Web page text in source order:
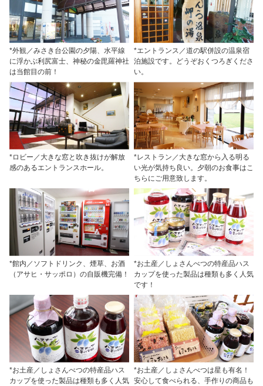
*外観／みさき台公園の夕陽、水平線
に浮かぶ利尻富士、神秘の金毘羅神社
は当館目の前！
*エントランス／道の駅併設の温泉宿
泊施設です。どうぞおくつろぎくださ
い。
*ロビー／大きな窓と吹き抜けが解放
感のあるエントランスホール。
*レストラン／大きな窓から入る明る
い光が気持ち良い。夕朝のお食事はこ
ちらにご用意致します。
*館内／ソフトドリンク、煙草、お酒
（アサヒ・サッポロ）の自販機完備！
*お土産／しょさんべつの特産品ハス
カップを使った製品は種類も多く人気
です！
*お土産／しょさんべつの特産品ハス
カップを使った製品は種類も多く人気
*お土産／しょさんべつは星も有名！
安心して食べられる、手作りの商品も